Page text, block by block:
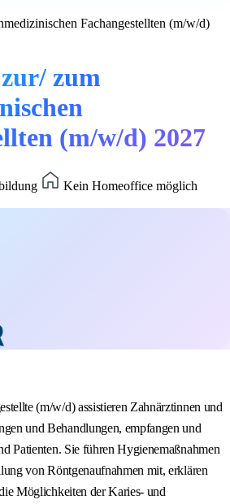
Fachangestellten (m/w/d)
zum
(m/w/d) 2027
Kein Homeoffice möglich
(m/w/d) assistieren Zahnärztinnen und
und Behandlungen, empfangen und
Patienten. Sie führen Hygienemaßnahmen
von Röntgenaufnahmen mit, erklären
Möglichkeiten der Karies- und